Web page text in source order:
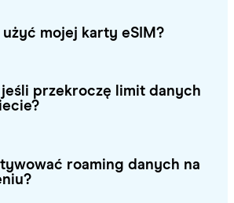
użyć mojej karty eSIM?
jeśli przekroczę limit danych
roaming danych na